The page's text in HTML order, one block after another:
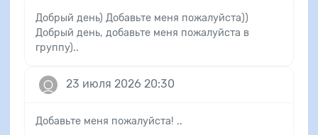
Добрый день) Добавьте меня пожалуйста))
Добрый день, добавьте меня пожалуйста в
группу)..
23 июля 2026 20:30
Добавьте меня пожалуйста! ..